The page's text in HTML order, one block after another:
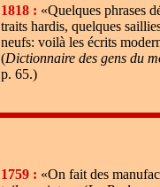
1818 : «Quelques phrases
traits hardis, quelques
neufs: voilà les écrits
(Dictionnaire des gens du
p. 65.)
1759 : «On fait des